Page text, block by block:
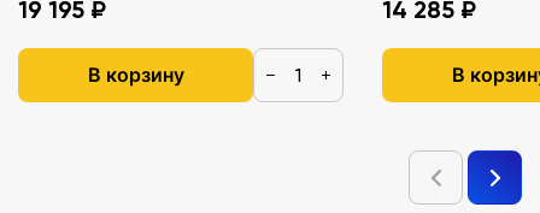
19 195 ₽
В корзину − +
14 285 ₽
В